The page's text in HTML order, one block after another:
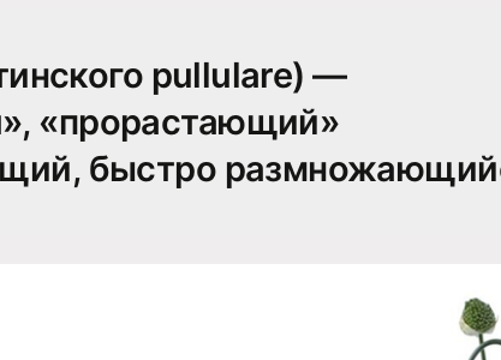
pullulare) —
«прорастающий»
быстро